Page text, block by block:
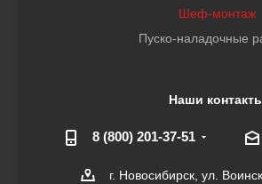
Шеф-монтаж
Пуско-наладочные
Наши
8 (800) 201-37-51
г. Новосибирск, ул.